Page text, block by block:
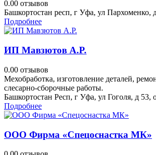
0.00 отзывов
Башкортостан респ, г Уфа, ул Пархоменко,
Подробнее
ИП Мавзютов А.Р.
0.00 отзывов
Мехобработка, изготовление деталей,
слесарно-сборочные работы.
Башкортостан Респ, г Уфа, ул Гоголя, д 53,
Подробнее
ООО Фирма «Спецоснастка МК»